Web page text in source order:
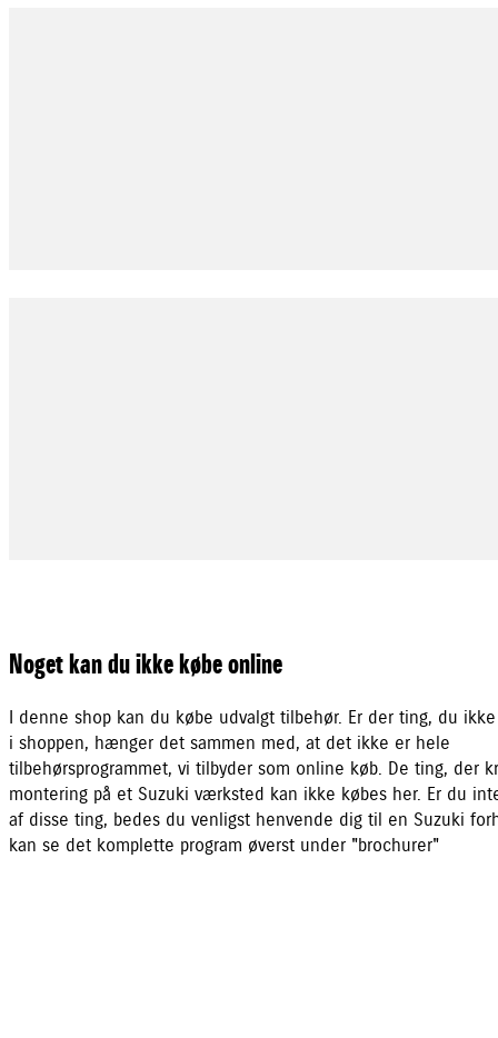
Noget kan du ikke købe online
I denne shop kan du købe udvalgt tilbehør. Er der ting, du
i shoppen, hænger det sammen med, at det ikke er hele
tilbehørsprogrammet, vi tilbyder som online køb. De ting, der
montering på et Suzuki værksted kan ikke købes her. Er du
af disse ting, bedes du venligst henvende dig til en Suzuki
kan se det komplette program øverst under "brochurer"